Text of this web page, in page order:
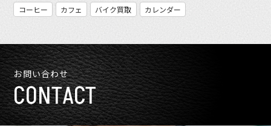
コーヒー
カフェ バイク買取 カレンダー
お問い合わせ
CONTACT